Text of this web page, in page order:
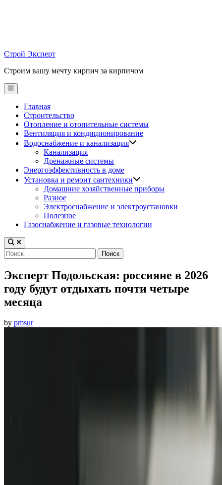
Строй Эксперт
Строим вашу мечту кирпич за кирпичом
Main
Menu
Главная
Строительство
Отопление и отопительные системы
Вентиляция и кондиционирование
Водоснабжение и канализация
Канализация
Дренажные системы
Энергоэффективность в доме
Установка и ремонт сантехники
Домашние хозяйственные приборы
Разное
Электроснабжение и электроустановки
Полезное
Газоснабжение и газовые технологии
Найти:
Эксперт Подольская: россияне в 2026
году будут отдыхать почти четыре
месяца
by pmsur